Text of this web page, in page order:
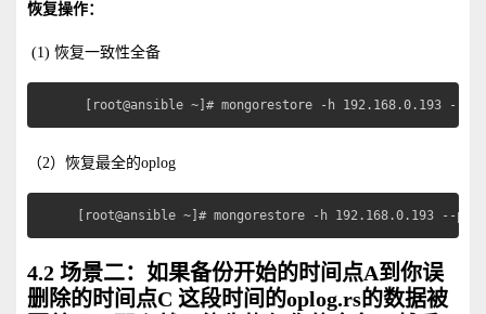
恢复操作：
(1) 恢复一致性全备
[root@ansible ~]# mongorestore -h 192.168.0.193 --
（2）恢复最全的oplog
[root@ansible ~]# mongorestore -h 192.168.0.193 --
4.2 场景二：如果备份开始的时间点A到你误
删除的时间点C 这段时间的oplog.rs的数据被